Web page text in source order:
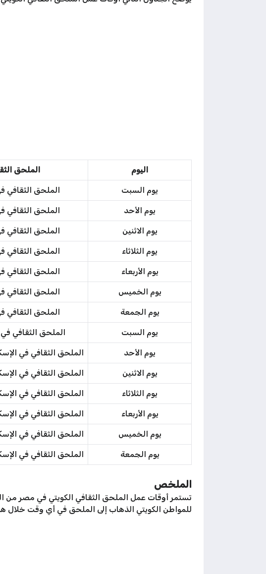
اليوم الملحق
يوم السبت الملحق الثقافي
يوم الأحد الملحق الثقافي
يوم الاثنين الملحق الثقافي
يوم الثلاثاء الملحق الثقافي
يوم الأربعاء الملحق الثقافي
يوم الخميس الملحق الثقافي
يوم الجمعة الملحق الثقافي
يوم السبت الملحق الثقافي في
يوم الأحد الملحق الثقافي في
يوم الاثنين الملحق الثقافي في
يوم الثلاثاء الملحق الثقافي في
يوم الأربعاء الملحق الثقافي في
يوم الخميس الملحق الثقافي في
يوم الجمعة الملحق الثقافي في
الملخص
للمواطن الكويتي الذهاب إلى الملحق في أي وقت خلال